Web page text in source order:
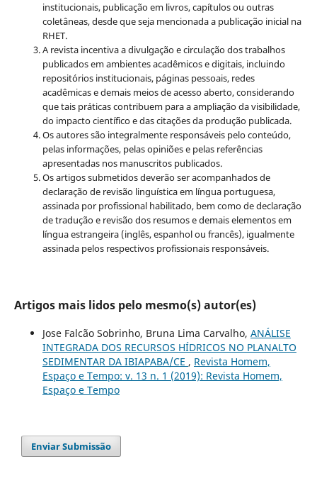
institucionais, publicação em livros, capítulos ou outras
coletâneas, desde que seja mencionada a publicação inicial na
RHET.
A revista incentiva a divulgação e circulação dos trabalhos
publicados em ambientes acadêmicos e digitais, incluindo
repositórios institucionais, páginas pessoais, redes
acadêmicas e demais meios de acesso aberto, considerando
que tais práticas contribuem para a ampliação da visibilidade,
do impacto científico e das citações da produção publicada.
Os autores são integralmente responsáveis pelo conteúdo,
pelas informações, pelas opiniões e pelas referências
apresentadas nos manuscritos publicados.
Os artigos submetidos deverão ser acompanhados de
declaração de revisão linguística em língua portuguesa,
assinada por profissional habilitado, bem como de declaração
de tradução e revisão dos resumos e demais elementos em
língua estrangeira (inglês, espanhol ou francês), igualmente
assinada pelos respectivos profissionais responsáveis.
Artigos mais lidos pelo mesmo(s) autor(es)
Jose Falcão Sobrinho, Bruna Lima Carvalho, ANÁLISE
INTEGRADA DOS RECURSOS HÍDRICOS NO PLANALTO
SEDIMENTAR DA IBIAPABA/CE , Revista Homem,
Espaço e Tempo: v. 13 n. 1 (2019): Revista Homem,
Espaço e Tempo
Enviar Submissão